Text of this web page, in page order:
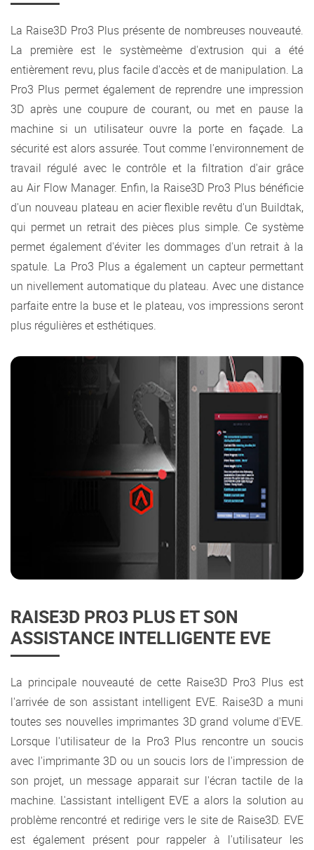
La Raise3D Pro3 Plus présente de nombreuses nouveauté.
La première est le systèmeème d'extrusion qui a été
entièrement revu, plus facile d'accès et de manipulation. La
Pro3 Plus permet également de reprendre une impression
3D après une coupure de courant, ou met en pause la
machine si un utilisateur ouvre la porte en façade. La
sécurité est alors assurée. Tout comme l'environnement de
travail régulé avec le contrôle et la filtration d'air grâce
au Air Flow Manager. Enfin, la Raise3D Pro3 Plus bénéficie
d'un nouveau plateau en acier flexible revêtu d'un Buildtak,
qui permet un retrait des pièces plus simple. Ce système
permet également d'éviter les dommages d'un retrait à la
spatule. La Pro3 Plus a également un capteur permettant
un nivellement automatique du plateau. Avec une distance
parfaite entre la buse et le plateau, vos impressions seront
plus régulières et esthétiques.
RAISE3D PRO3 PLUS ET SON
ASSISTANCE INTELLIGENTE EVE
La principale nouveauté de cette Raise3D Pro3 Plus est
l'arrivée de son assistant intelligent EVE. Raise3D a muni
toutes ses nouvelles imprimantes 3D grand volume d'EVE.
Lorsque l'utilisateur de la Pro3 Plus rencontre un soucis
avec l'imprimante 3D ou un soucis lors de l'impression de
son projet, un message apparait sur l'écran tactile de la
machine. L'assistant intelligent EVE a alors la solution au
problème rencontré et redirige vers le site de Raise3D. EVE
est également présent pour rappeler à l'utilisateur les